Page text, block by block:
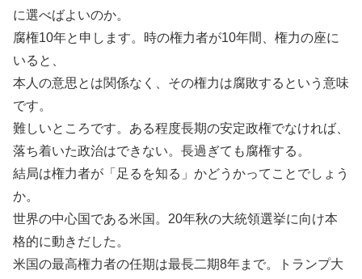
に選べばよいのか。
腐権10年と申します。時の権力者が10年間、権力の座に
いると、
本人の意思とは関係なく、その権力は腐敗するという意味
です。
難しいところです。ある程度長期の安定政権でなければ、
落ち着いた政治はできない。長過ぎても腐権する。
結局は権力者が「足るを知る」かどうかってことでしょう
か。
世界の中心国である米国。20年秋の大統領選挙に向け本
格的に動きだした。
米国の最高権力者の任期は最長二期8年まで。トランプ大